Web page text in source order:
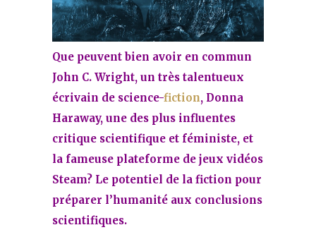
Que peuvent bien avoir en commun
John C. Wright, un très talentueux
écrivain de science-fiction, Donna
Haraway, une des plus influentes
critique scientifique et féministe, et
la fameuse plateforme de jeux vidéos
Steam? Le potentiel de la fiction pour
préparer l’humanité aux conclusions
scientifiques.